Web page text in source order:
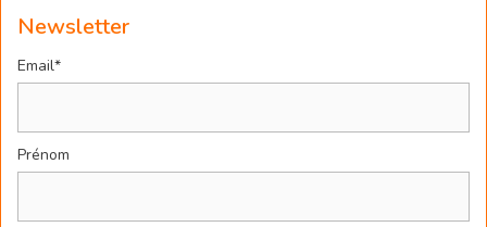
Newsletter
Email*
Prénom